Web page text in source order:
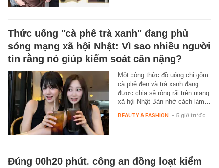
Thức uống "cà phê trà xanh" đang phủ
sóng mạng xã hội Nhật: Vì sao nhiều người
tin rằng nó giúp kiểm soát cân nặng?
Một công thức đồ uống chỉ gồm
cà phê đen và trà xanh đang
được chia sẻ rộng rãi trên mạng
xã hội Nhật Bản nhờ cách làm…
BEAUTY & FASHION - 5 giờ trước
Đúng 00h20 phút, công an đồng loạt kiểm